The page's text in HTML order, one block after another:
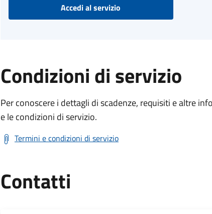
Accedi al servizio
Condizioni di servizio
Per conoscere i dettagli di scadenze, requisiti e altre
e le condizioni di servizio.
Termini e condizioni di servizio
Contatti